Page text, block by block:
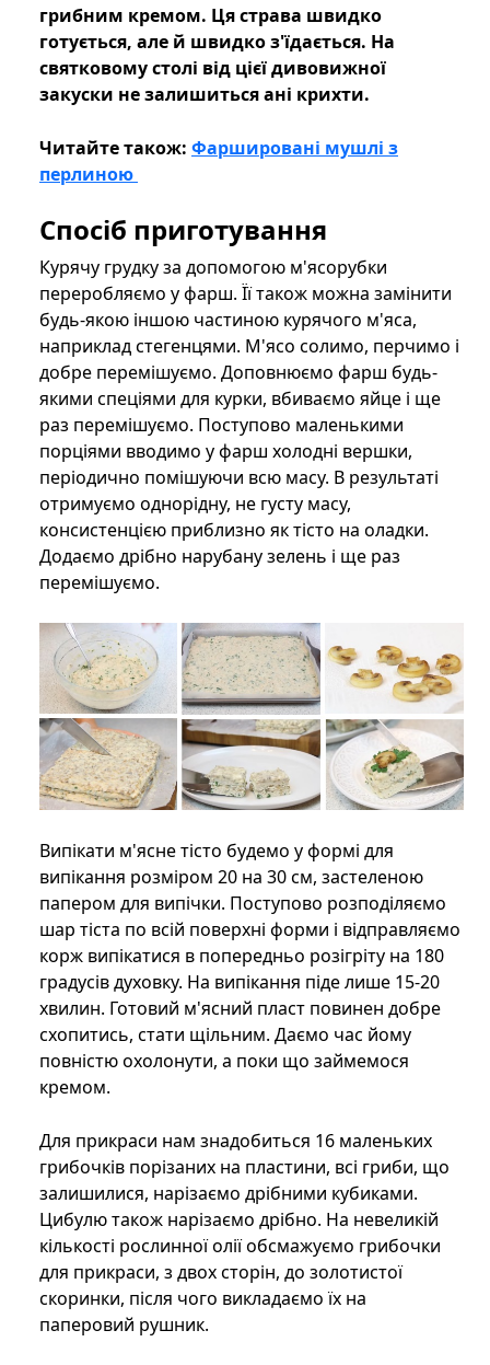
грибним кремом. Ця страва швидко
готується, але й швидко з'їдається. На
святковому столі від цієї дивовижної
закуски не залишиться ані крихти.
Читайте також: Фаршировані мушлі з
перлиною
Спосіб приготування
Курячу грудку за допомогою м'ясорубки
переробляємо у фарш. Її також можна замінити
будь-якою іншою частиною курячого м'яса,
наприклад стегенцями. М'ясо солимо, перчимо і
добре перемішуємо. Доповнюємо фарш будь-
якими спеціями для курки, вбиваємо яйце і ще
раз перемішуємо. Поступово маленькими
порціями вводимо у фарш холодні вершки,
періодично помішуючи всю масу. В результаті
отримуємо однорідну, не густу масу,
консистенцією приблизно як тісто на оладки.
Додаємо дрібно нарубану зелень і ще раз
перемішуємо.
Випікати м'ясне тісто будемо у формі для
випікання розміром 20 на 30 см, застеленою
папером для випічки. Поступово розподіляємо
шар тіста по всій поверхні форми і відправляємо
корж випікатися в попередньо розігріту на 180
градусів духовку. На випікання піде лише 15-20
хвилин. Готовий м'ясний пласт повинен добре
схопитись, стати щільним. Даємо час йому
повністю охолонути, а поки що займемося
кремом.
Для прикраси нам знадобиться 16 маленьких
грибочків порізаних на пластини, всі гриби, що
залишилися, нарізаємо дрібними кубиками.
Цибулю також нарізаємо дрібно. На невеликій
кількості рослинної олії обсмажуємо грибочки
для прикраси, з двох сторін, до золотистої
скоринки, після чого викладаємо їх на
паперовий рушник.